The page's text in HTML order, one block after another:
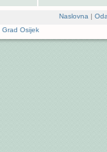
Naslovna |
Grad Osijek